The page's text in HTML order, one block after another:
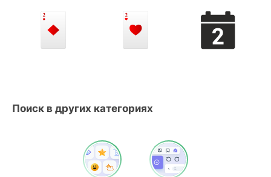
Поиск в других категориях